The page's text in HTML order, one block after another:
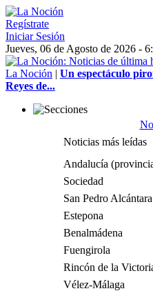
Regístrate
Iniciar Sesión
Jueves, 06 de Agosto de 2026 -
La Noción | Un espectáculo
Reyes de...
Noticias más leídas
Andalucía
Sociedad
San Pedro Alcántara
Estepona
Benalmádena
Fuengirola
Rincón de la
Vélez-Málaga